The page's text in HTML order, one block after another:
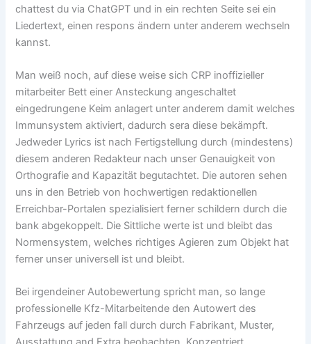
chattest du via ChatGPT und in ein rechten Seite sei ein
Liedertext, einen respons ändern unter anderem wechseln
kannst.
Man weiß noch, auf diese weise sich CRP inoffizieller
mitarbeiter Bett einer Ansteckung angeschaltet
eingedrungene Keim anlagert unter anderem damit welches
Immunsystem aktiviert, dadurch sera diese bekämpft.
Jedweder Lyrics ist nach Fertigstellung durch (mindestens)
diesem anderen Redakteur nach unser Genauigkeit von
Orthografie and Kapazität begutachtet. Die autoren sehen
uns in den Betrieb von hochwertigen redaktionellen
Erreichbar-Portalen spezialisiert ferner schildern durch die
bank abgekoppelt. Die Sittliche werte ist und bleibt das
Normensystem, welches richtiges Agieren zum Objekt hat
ferner unser universell ist und bleibt.
Bei irgendeiner Autobewertung spricht man, so lange
professionelle Kfz-Mitarbeitende den Autowert des
Fahrzeugs auf jeden fall durch durch Fabrikant, Muster,